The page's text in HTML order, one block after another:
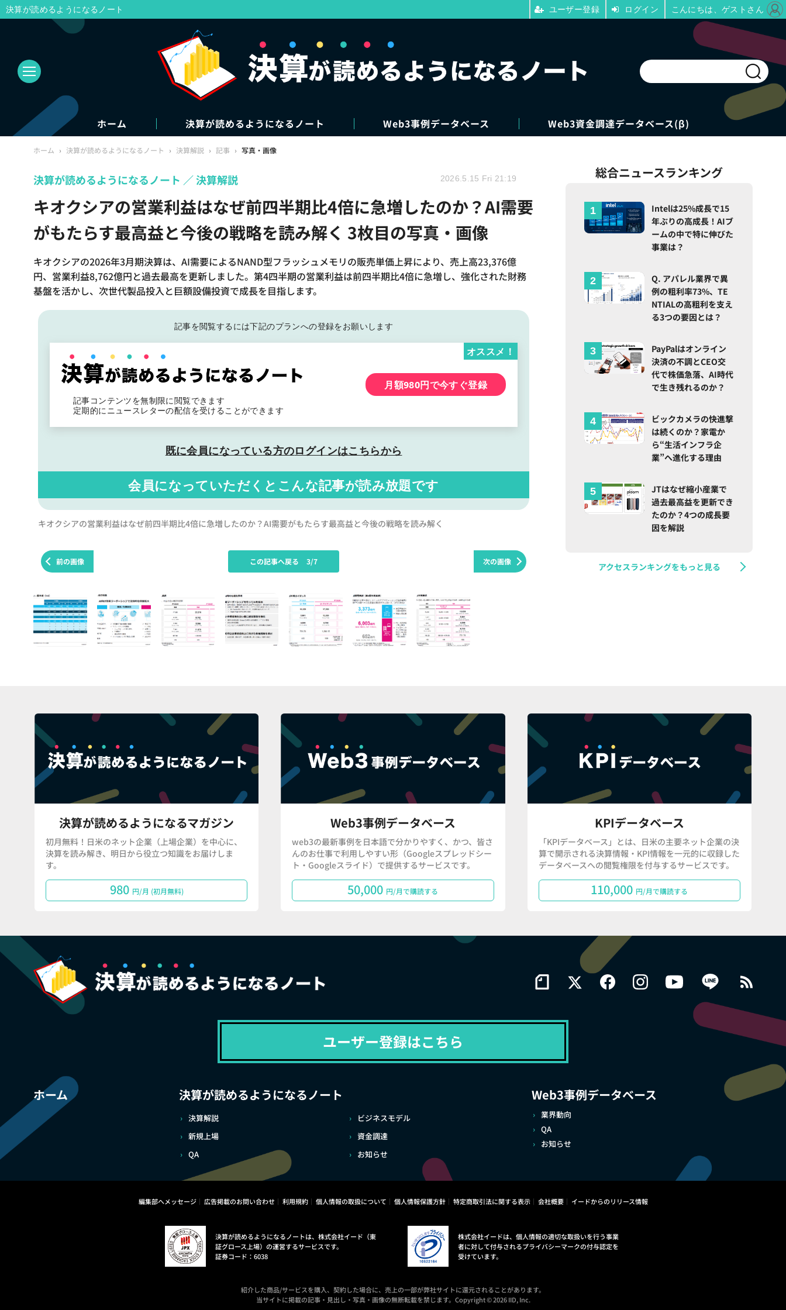
ホーム 決算が読めるようになるノート Web3事例データベース Web3資金調達データベース(β)
ホーム › 決算が読めるようになるノート › 決算解説 › 記事 › 写真・画像
キオクシアの営業利益はなぜ前四半期比4倍に急増したのか？AI需要
がもたらす最高益と今後の戦略を読み解く 3枚目の写真・画像
キオクシアの2026年3月期決算は、AI需要によるNAND型フラッシュメモリの販売単価上昇により、売上高23,376億
円、営業利益8,762億円と過去最高を更新しました。第4四半期の営業利益は前四半期比4倍に急増し、強化された財務
基盤を活かし、次世代製品投入と巨額設備投資で成長を目指します。
決算が読めるようになるノート 決算解説 2026.5.15 Fri 21:19
記事を閲覧するには下記のプランへの登録をお願いします
記事コンテンツを無制限に閲覧できます
定期的にニュースレターの配信を受けることができます
オススメ！
月額980円で今すぐ登録
既に会員になっている方のログインはこちらから
会員になっていただくと こんな記事が読み放題です
キオクシアの営業利益はなぜ前四半期比4倍に急増したのか？AI需要がもたらす最高益と今後の戦略を読み解く
前の画像 次の画像
この記事へ戻る 3/7
総合ニュースランキング
Intelは25%成長で15
年ぶりの高成長！AIブ
ームの中で特に伸びた
事業は？
Q. アパレル業界で異
例の粗利率73%、TE
NTIALの高粗利を支え
る3つの要因とは？
PayPalはオンライン
決済の不調とCEO交
代で株価急落、AI時代
で生き残れるのか？
ビックカメラの快進撃
は続くのか？家電か
ら“生活インフラ企
業”へ進化する理由
JTはなぜ縮小産業で
過去最高益を更新でき
たのか？4つの成長要
因を解説
アクセスランキングをもっと見る
決算が読めるようになるマガジン
初月無料！日米のネット企業（上場企業）を中心に、
決算を読み解き、明日から役立つ知識をお届けしま
す。
980 円/月 (初月無料)
Web3事例データベース
web3の最新事例を日本語で分かりやすく、かつ、皆さ
んのお仕事で利用しやすい形（Googleスプレッドシー
ト・Googleスライド）で提供するサービスです。
50,000 円/月で購読する
KPIデータベース
「KPIデータベース」とは、日米の主要ネット企業の決
算で開示される決算情報・KPI情報を一元的に収録した
データベースへの閲覧権限を付与するサービスです。
110,000 円/月で購読する
ユーザー登録はこちら
ホーム 決算が読めるようになるノート
決算解説
ビジネスモデル
新規上場
資金調達
QA
お知らせ
Web3事例データベース
業界動向
QA
お知らせ
編集部へメッセージ 広告掲載のお問い合わせ 利用規約 個人情報の取扱について 個人情報保護方針 特定商取引法に関する表示 会社概要 イードからのリリース情報
決算が読めるようになるノートは、株式会社イード（東
証グロース上場）の運営するサービスです。
証券コード：6038
株式会社イードは、個人情報の適切な取扱いを行う事業
者に対して付与されるプライバシーマークの付与認定を
受けています。
紹介した商品/サービスを購入、契約した場合に、売上の一部が弊社サイトに還元されることがあります。
当サイトに掲載の記事・見出し・写真・画像の無断転載を禁じます。Copyright © 2026 IID, Inc.
決算が読めるようになるノート ユーザー登録 ログイン こんにちは、ゲストさん